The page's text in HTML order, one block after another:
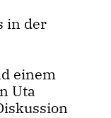
in der
einem
Uta